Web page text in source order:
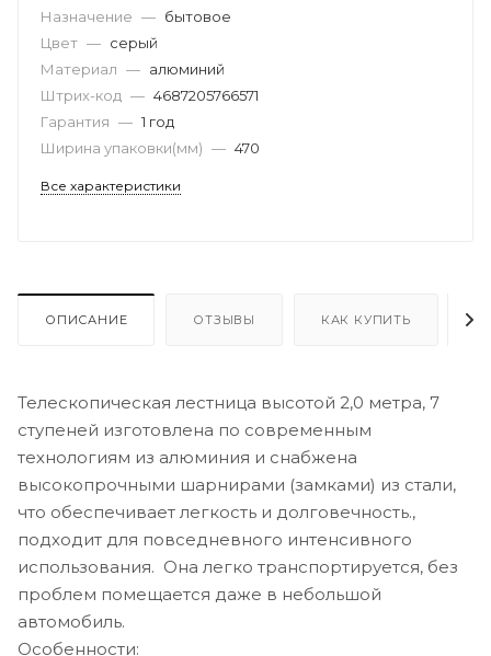
Назначение — бытовое
Цвет — серый
Материал — алюминий
Штрих-код — 4687205766571
Гарантия — 1 год
Ширина упаковки(мм) — 470
Все характеристики
ОПИСАНИЕ ОТЗЫВЫ КАК КУПИТЬ
Телескопическая лестница высотой 2,0 метра, 7
ступеней изготовлена по современным
технологиям из алюминия и снабжена
высокопрочными шарнирами (замками) из стали,
что обеспечивает легкость и долговечность.,
подходит для повседневного интенсивного
использования. Она легко транспортируется, без
проблем помещается даже в небольшой
автомобиль.
Особенности: